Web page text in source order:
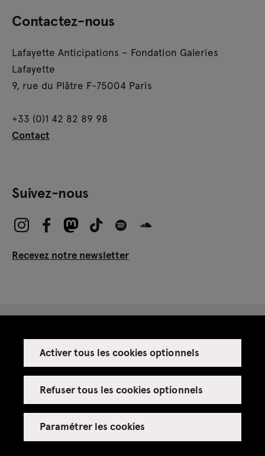
Activer tous les cookies optionnels
Refuser tous les cookies optionnels
Paramétrer les cookies
Contactez-nous
Lafayette Anticipations – Fondation Galeries
Lafayette
9, rue du Plâtre F-75004 Paris
+33 (0)1 42 82 89 98
Contact
Suivez-nous
Recevez notre newsletter
Espace presse
Espace enseignant·es
Espace privatisations
Crédits